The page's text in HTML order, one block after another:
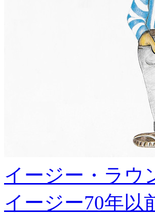
イージー・ラウ
イージー70年以